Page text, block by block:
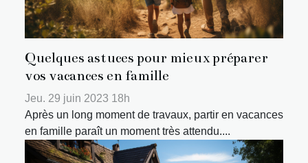
Quelques astuces pour mieux préparer
vos vacances en famille
Jeu. 29 juin 2023 18h
Après un long moment de travaux, partir en vacances
en famille paraît un moment très attendu....